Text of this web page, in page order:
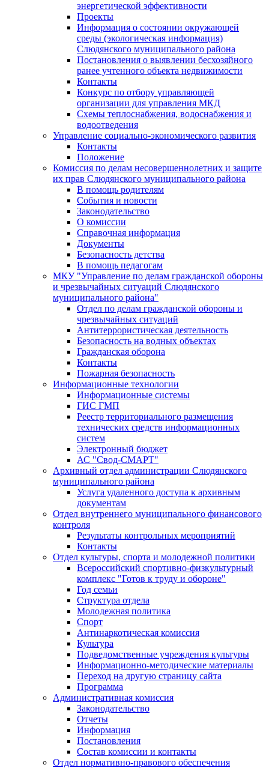
энергетической эффективности
Проекты
Информация о состоянии окружающей
среды (экологическая информация)
Слюдянского муниципального района
Постановления о выявлении бесхозяйного
ранее учтенного объекта недвижимости
Контакты
Конкурс по отбору управляющей
организации для управления МКД
Схемы теплоснабжения, водоснабжения и
водоотведения
Управление социально-экономического развития
Контакты
Положение
Комиссия по делам несовершеннолетних и защите
их прав Слюдянского муниципального района
В помощь родителям
События и новости
Законодательство
О комиссии
Справочная информация
Документы
Безопасность детства
В помощь педагогам
МКУ "Управление по делам гражданской обороны
и чрезвычайных ситуаций Слюдянского
муниципального района"
Отдел по делам гражданской обороны и
чрезвычайных ситуаций
Антитеррористическая деятельность
Безопасность на водных объектах
Гражданская оборона
Контакты
Пожарная безопасность
Информационные технологии
Информационные системы
ГИС ГМП
Реестр территориального размещения
технических средств информационных
систем
Электронный бюджет
АС "Свод-СМАРТ"
Архивный отдел администрации Слюдянского
муниципального района
Услуга удаленного доступа к архивным
документам
Отдел внутреннего муниципального финансового
контроля
Результаты контрольных мероприятий
Контакты
Отдел культуры, спорта и молодежной политики
Всероссийский спортивно-физкультурный
комплекс "Готов к труду и обороне"
Год семьи
Структура отдела
Молодежная политика
Спорт
Антинаркотическая комиссия
Культура
Подведомственные учреждения культуры
Информационно-методические материалы
Переход на другую страницу сайта
Программа
Административная комиссия
Законодательство
Отчеты
Информация
Постановления
Состав комиссии и контакты
Отдел нормативно-правового обеспечения